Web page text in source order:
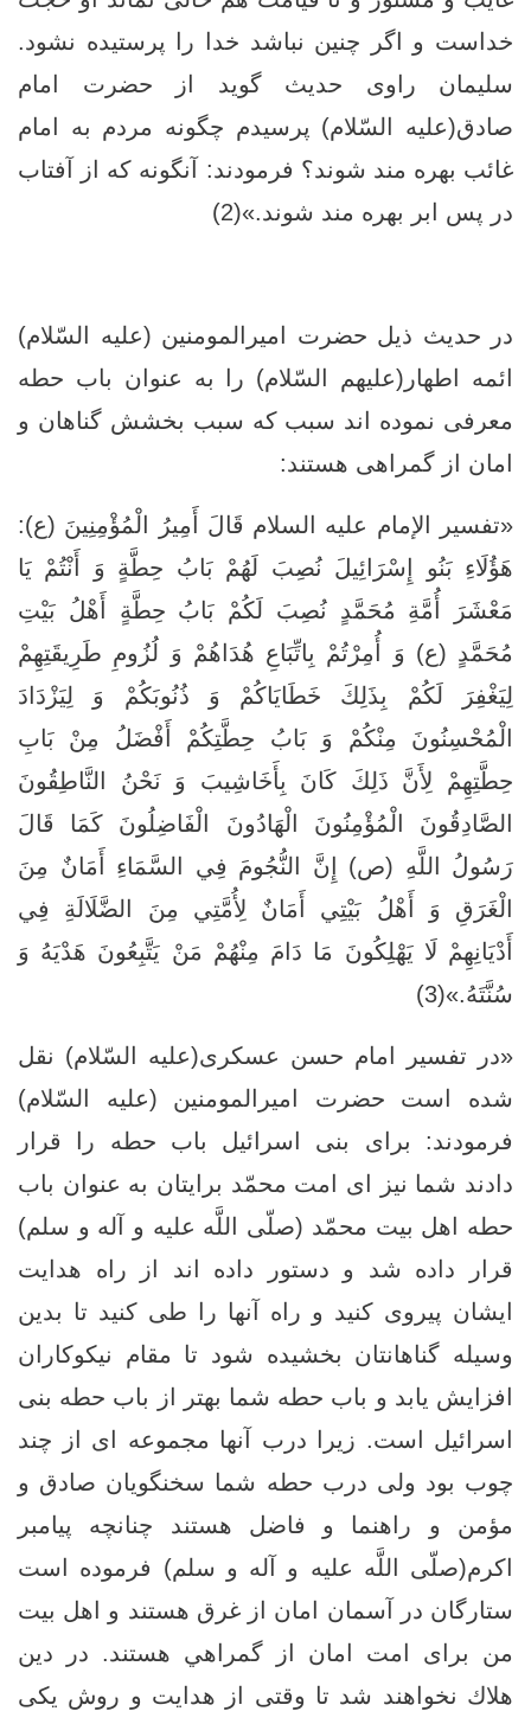
خداست و اگر چنين نباشد خدا را پرستیده نشود.
سليمان راوى حديث گويد از حضرت امام
صادق(علیه السّلام) پرسيدم چگونه مردم به امام
غائب بهره ‏مند شوند؟ فرمودند: آنگونه که از آفتاب
در پس ابر بهره ‏مند شوند.»(2)
در حدیث ذیل حضرت امیرالمومنین (عليه السّلام)
ائمه اطهار(علیهم السّلام) را به عنوان باب حطه
معرفی نموده اند سبب که سبب بخشش گناهان و
امان از گمراهی هستند:
«تفسير الإمام عليه السلام قَالَ أَمِيرُ الْمُؤْمِنِينَ (ع)‏:
هَؤُلَاءِ بَنُو إِسْرَائِيلَ نُصِبَ لَهُمْ بَابُ حِطَّةٍ وَ أَنْتُمْ يَا
مَعْشَرَ أُمَّةِ مُحَمَّدٍ نُصِبَ لَكُمْ بَابُ حِطَّةٍ أَهْلُ بَيْتِ
مُحَمَّدٍ (ع) وَ أُمِرْتُمْ بِاتِّبَاعِ هُدَاهُمْ وَ لُزُومِ طَرِيقَتِهِمْ
لِيَغْفِرَ لَكُمْ بِذَلِكَ خَطَايَاكُمْ وَ ذُنُوبَكُمْ وَ لِيَزْدَادَ
الْمُحْسِنُونَ مِنْكُمْ وَ بَابُ حِطَّتِكُمْ أَفْضَلُ مِنْ بَابِ
حِطَّتِهِمْ لِأَنَّ ذَلِكَ كَانَ بِأَخَاشِيبَ‏ وَ نَحْنُ‏ النَّاطِقُونَ
الصَّادِقُونَ الْمُؤْمِنُونَ‏ الْهَادُونَ الْفَاضِلُونَ كَمَا قَالَ
رَسُولُ اللَّهِ (ص) إِنَّ النُّجُومَ‏ فِي‏ السَّمَاءِ أَمَانٌ مِنَ
الْغَرَقِ وَ أَهْلُ بَيْتِي أَمَانٌ لِأُمَّتِي مِنَ الضَّلَالَةِ فِي
أَدْيَانِهِمْ لَا يَهْلِكُونَ مَا دَامَ مِنْهُمْ مَنْ يَتَّبِعُونَ هَدْيَهُ وَ
سُنَّتَهُ.»(3)
«در تفسير امام حسن عسكرى(علیه السّلام) نقل
شده است حضرت امیرالمومنین (عليه السّلام)
فرمودند: براى بنى اسرائيل باب حطه را قرار
دادند شما نيز اى امت محمّد برايتان به عنوان باب
حطه اهل بيت محمّد (صلّى اللَّه عليه و آله و سلم‏)
قرار داده شد و دستور داده‏ اند از راه هدايت
ايشان پيروى كنيد و راه آنها را طى كنيد تا بدين
وسيله گناهانتان بخشيده شود تا مقام نيكوكاران
افزايش يابد و باب حطه شما بهتر از باب حطه بنى
اسرائيل است. زيرا درب آنها مجموعه ‏اى از چند
چوب بود ولى درب حطه شما سخنگويان صادق و
مؤمن و راهنما و فاضل هستند چنانچه پيامبر
اكرم(صلّى اللَّه عليه و آله و سلم‏) فرموده است
ستارگان در آسمان امان از غرق هستند و اهل بيت
من براى امت امان از گمراهي هستند. در دين
هلاك نخواهند شد تا وقتى از هدايت و روش يكى